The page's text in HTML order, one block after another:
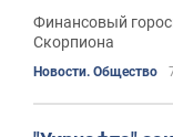
Финансовый
Скорпиона
Новости. Общество